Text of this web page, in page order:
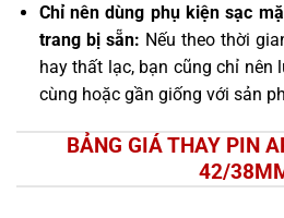
Chỉ nên dùng phụ kiện sạc
trang bị sẵn: Nếu theo thời
hay thất lạc, bạn cũng chỉ nên
cùng hoặc gần giống với sản
BẢNG GIÁ THAY PIN
42/